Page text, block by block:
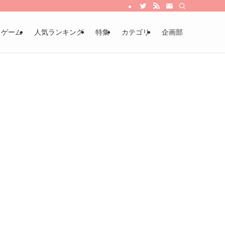
ーム 人気ランキング 特集 カテゴリ 企画部